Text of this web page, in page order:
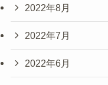
2022年8月
2022年7月
2022年6月